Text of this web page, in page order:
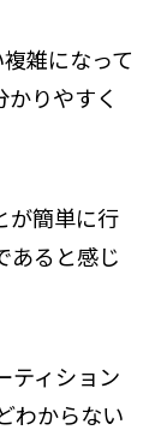
雑になって
りやすく
が簡単に行
あると感じ
ティション
わからない